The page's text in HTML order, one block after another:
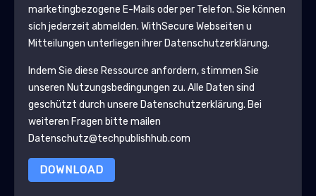
marketingbezogene E-Mails oder per Telefon. Sie können
sich jederzeit abmelden. WithSecure Webseiten u
Mitteilungen unterliegen ihrer Datenschutzerklärung.
Indem Sie diese Ressource anfordern, stimmen Sie
unseren Nutzungsbedingungen zu. Alle Daten sind
geschützt durch unsere Datenschutzerklärung. Bei
weiteren Fragen bitte mailen
Datenschutz@techpublishhub.com
DOWNLOAD